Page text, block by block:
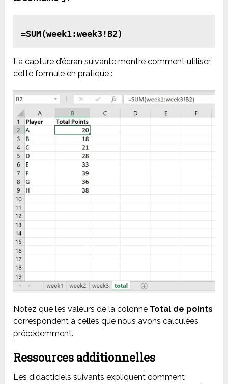
=SUM(week1:week3!B2)
La capture d’écran suivante montre comment utiliser
cette formule en pratique :
Notez que les valeurs de la colonne Total de points
correspondent à celles que nous avons calculées
précédemment.
Ressources additionnelles
Les didacticiels suivants expliquent comment